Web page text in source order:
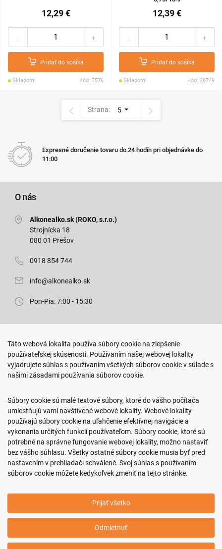
12,29 €
- +
Pridať do košíka
Skladom Kód: 7576
12,39 €
- +
Pridať do košíka
Skladom Kód: 26749
Strana: 5
Expresné doručenie tovaru do 24 hodín pri objednávke do
11:00
O nás
Alkonealko.sk (ROKO, s.r.o.)
Strojnícka 18
080 01 Prešov
0918 854 744
info@alkonealko.sk
Pon-Pia: 7:00 - 15:30
Arm. gen. Svobodu 23/A
080 01 Prešov
0917 466 578
sekcovpredajna@doroka.sk
Pon-Ned: 9:00 - 20:00
Podmienky nákupu
Informácie o firme
Copyright © 2011-2026 ROKO, s.r.o.
Upraviť nastavenia Cookies
Táto webová lokalita používa súbory cookie na zlepšenie
používateľskej skúsenosti. Používaním našej webovej lokality
vyjadrujete súhlas s používaním všetkých súborov cookie v súlade s
našimi zásadami používania súborov cookie.
Súbory cookie sú malé textové súbory, ktoré do vášho počítača
umiestňujú vami navštívené webové lokality. Webové lokality
používajú súbory cookie na uľahčenie efektívnej navigácie a
vykonania určitých funkcií používateľom. Súbory cookie, ktoré sú
potrebné na správne fungovanie webovej lokality, možno nastaviť
bez vášho súhlasu. Všetky ostatné súbory cookie musia byť pred
nastavením v prehliadači schválené. Svoj súhlas s používaním
súborov cookie môžete kedykoľvek zmeniť na tejto stránke.
Prijať všetko
Odmietnuť